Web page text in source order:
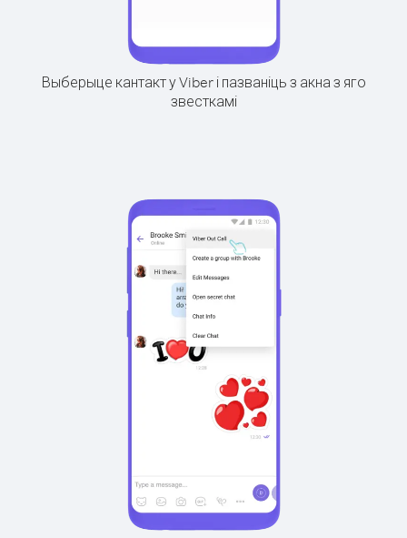
Выберыце кантакт у Viber і пазваніць з акна з яго
звесткамі